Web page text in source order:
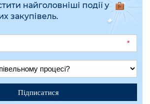
найголовніші події у
закупівель.
*
Підписатися